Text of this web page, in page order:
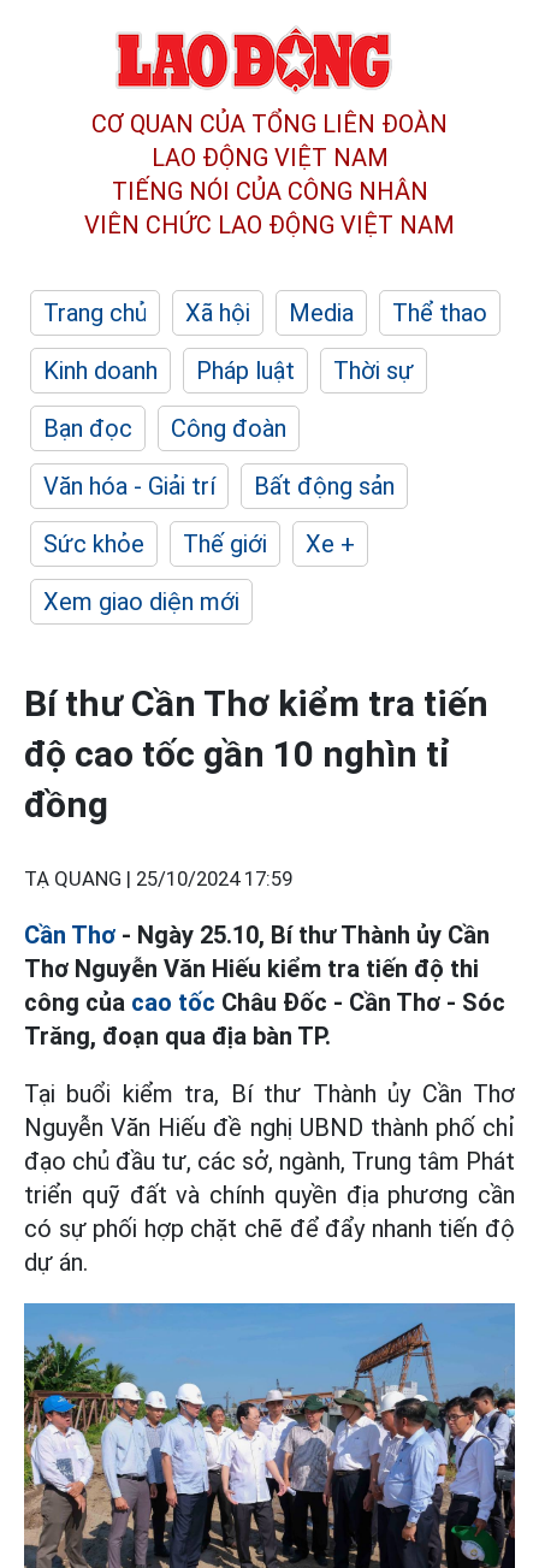
CƠ QUAN CỦA TỔNG LIÊN ĐOÀN
LAO ĐỘNG VIỆT NAM
TIẾNG NÓI CỦA CÔNG NHÂN
VIÊN CHỨC LAO ĐỘNG VIỆT NAM
Trang chủ Xã hội Media
Thể thao
Kinh doanh
Pháp luật
Thời sự
Bạn đọc
Công đoàn
Văn hóa - Giải trí
Bất động sản
Sức khỏe
Thế giới
Xe +
Xem giao diện mới
Bí thư Cần Thơ kiểm tra tiến
độ cao tốc gần 10 nghìn tỉ
đồng
TẠ QUANG | 25/10/2024 17:59
Cần Thơ - Ngày 25.10, Bí thư Thành ủy Cần
Thơ Nguyễn Văn Hiếu kiểm tra tiến độ thi
công của cao tốc Châu Đốc - Cần Thơ - Sóc
Trăng, đoạn qua địa bàn TP.
Tại buổi kiểm tra, Bí thư Thành ủy Cần Thơ
Nguyễn Văn Hiếu đề nghị UBND thành phố chỉ
đạo chủ đầu tư, các sở, ngành, Trung tâm Phát
triển quỹ đất và chính quyền địa phương cần
có sự phối hợp chặt chẽ để đẩy nhanh tiến độ
dự án.